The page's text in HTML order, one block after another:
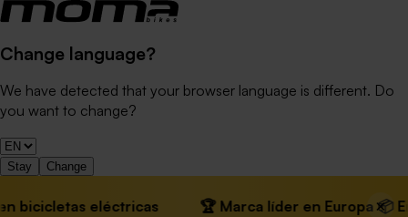
Change language?
We have detected that your browser language is different. Do
you want to change?
Stay Change
bicicletas eléctricas 🏆 Marca líder en Europa 📦
×